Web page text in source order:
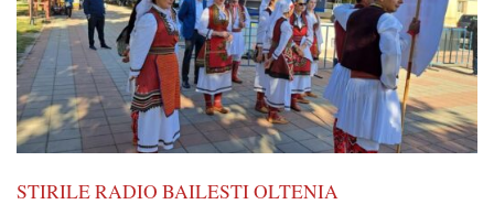
STIRILE RADIO BAILESTI OLTENIA